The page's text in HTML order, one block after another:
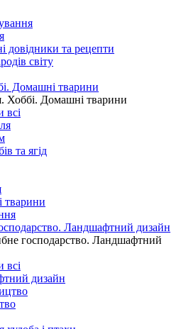
довідники та рецепти
світу
Домашні тварини
Хоббі. Домашні тварини
всі
та ягід
тварини
Ландшафтний дизайн
господарство. Ландшафтний
всі
дизайн